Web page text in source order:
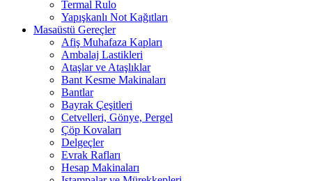
Termal Rulo
Yapışkanlı Not Kağıtları
Masaüstü Gereçler
Afiş Muhafaza Kapları
Ambalaj Lastikleri
Ataşlar ve Ataşlıklar
Bant Kesme Makinaları
Bantlar
Bayrak Çeşitleri
Cetvelleri, Gönye, Pergel
Çöp Kovaları
Delgeçler
Evrak Rafları
Hesap Makinaları